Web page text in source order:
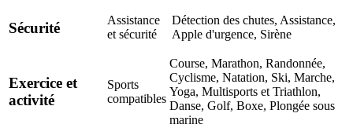
Sécurité
Assistance
et sécurité
Détection des chutes, Assistance,
Apple d'urgence, Sirène
Exercice et
activité
Sports
compatibles
Course, Marathon, Randonnée,
Cyclisme, Natation, Ski, Marche,
Yoga, Multisports et Triathlon,
Danse, Golf, Boxe, Plongée sous
marine